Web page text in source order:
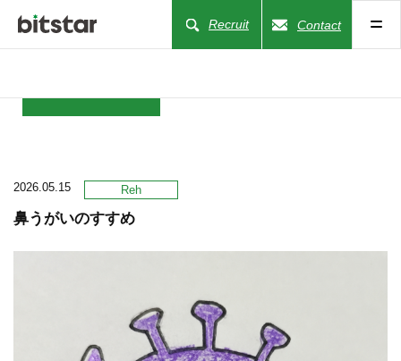
Recruit Contact
COMPANY
BUSINESS
WORKS
2026.05.15 Reh
鼻うがいのすすめ